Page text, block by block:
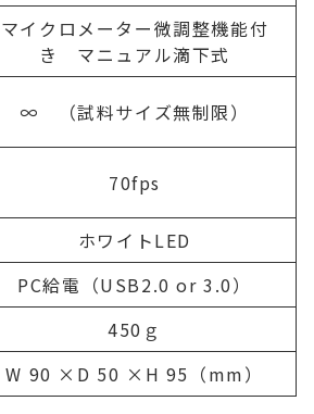
マイクロメーター微調整機能付
き マニュアル滴下式
∞ （試料サイズ無制限）
70fps
ホワイトLED
PC給電（USB2.0 or 3.0）
450ｇ
W 90 ×D 50 ×H 95（mm）